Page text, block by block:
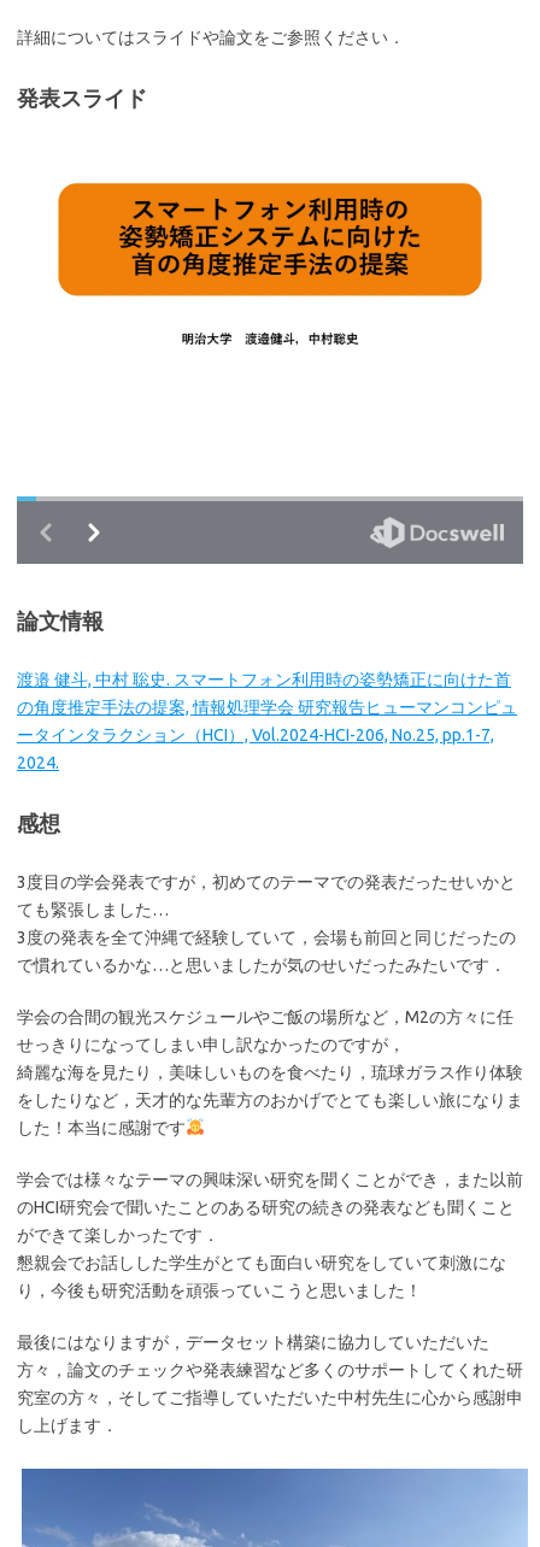
詳細についてはスライドや論文をご参照ください．
発表スライド
論文情報
渡邉 健斗, 中村 聡史. スマートフォン利用時の姿勢矯正に向けた首
の角度推定手法の提案, 情報処理学会 研究報告ヒューマンコンピュ
ータインタラクション（HCI）, Vol.2024-HCI-206, No.25, pp.1-7,
2024.
感想
3度目の学会発表ですが，初めてのテーマでの発表だったせいかと
ても緊張しました…
3度の発表を全て沖縄で経験していて，会場も前回と同じだったの
で慣れているかな…と思いましたが気のせいだったみたいです．
学会の合間の観光スケジュールやご飯の場所など，M2の方々に任
せっきりになってしまい申し訳なかったのですが，
綺麗な海を見たり，美味しいものを食べたり，琉球ガラス作り体験
をしたりなど，天才的な先輩方のおかげでとても楽しい旅になりま
した！本当に感謝です
学会では様々なテーマの興味深い研究を聞くことができ，また以前
のHCI研究会で聞いたことのある研究の続きの発表なども聞くこと
ができて楽しかったです．
懇親会でお話しした学生がとても面白い研究をしていて刺激にな
り，今後も研究活動を頑張っていこうと思いました！
最後にはなりますが，データセット構築に協力していただいた
方々，論文のチェックや発表練習など多くのサポートしてくれた研
究室の方々，そしてご指導していただいた中村先生に心から感謝申
し上げます．